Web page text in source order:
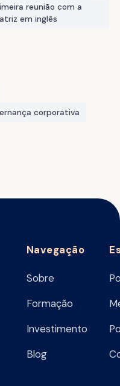
reunião com a
em inglês
corporativa
Navegação
Sobre
Formação
Investimento
Blog